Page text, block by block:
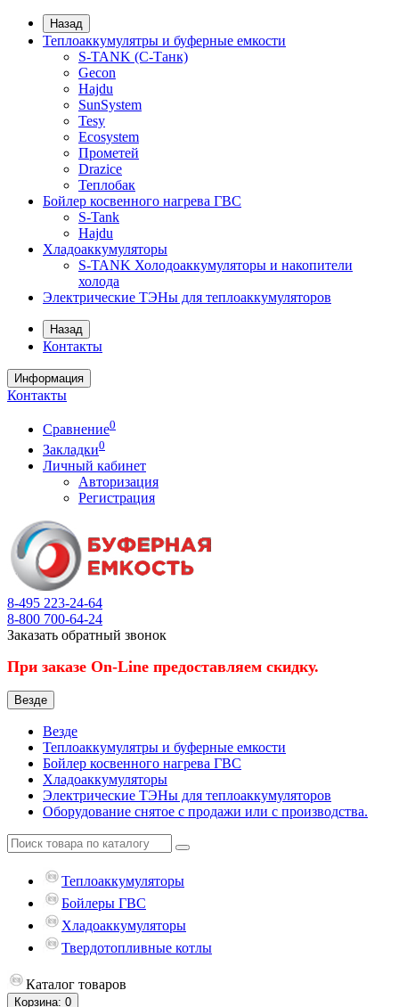
Назад
Теплоаккумулятры и буферные емкости
S-TANK (С-Танк)
Gecon
Hajdu
SunSystem
Tesy
Ecosystem
Прометей
Drazice
Теплобак
Бойлер косвенного нагрева ГВС
S-Tank
Hajdu
Хладоаккумуляторы
S-TANK Холодоаккумуляторы и накопители
холода
Электрические ТЭНы для теплоаккумуляторов
Назад
Контакты
Информация
Контакты
Сравнение0
Закладки0
Личный кабинет
Авторизация
Регистрация
8-495 223-24-64
8-800 700-64-24
Заказать обратный звонок
При заказе On-Line предоставляем скидку.
Везде
Везде
Теплоаккумулятры и буферные емкости
Бойлер косвенного нагрева ГВС
Хладоаккумуляторы
Электрические ТЭНы для теплоаккумуляторов
Оборудование снятое с продажи или с производства.
Теплоаккумуляторы
Бойлеры ГВС
Хладоаккумуляторы
Твердотопливные котлы
Каталог товаров
Корзина: 0